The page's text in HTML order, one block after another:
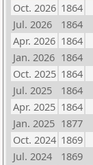
Oct. 2026 1864
Jul. 2026
1864
Apr. 2026 1864
Jan. 2026 1864
Oct. 2025 1864
Jul. 2025
1864
Apr. 2025 1864
Jan. 2025 1877
Oct. 2024 1869
Jul. 2024
1869